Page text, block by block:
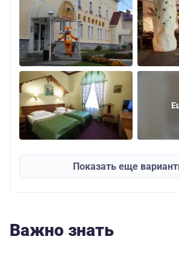
Показать еще
Важно знать